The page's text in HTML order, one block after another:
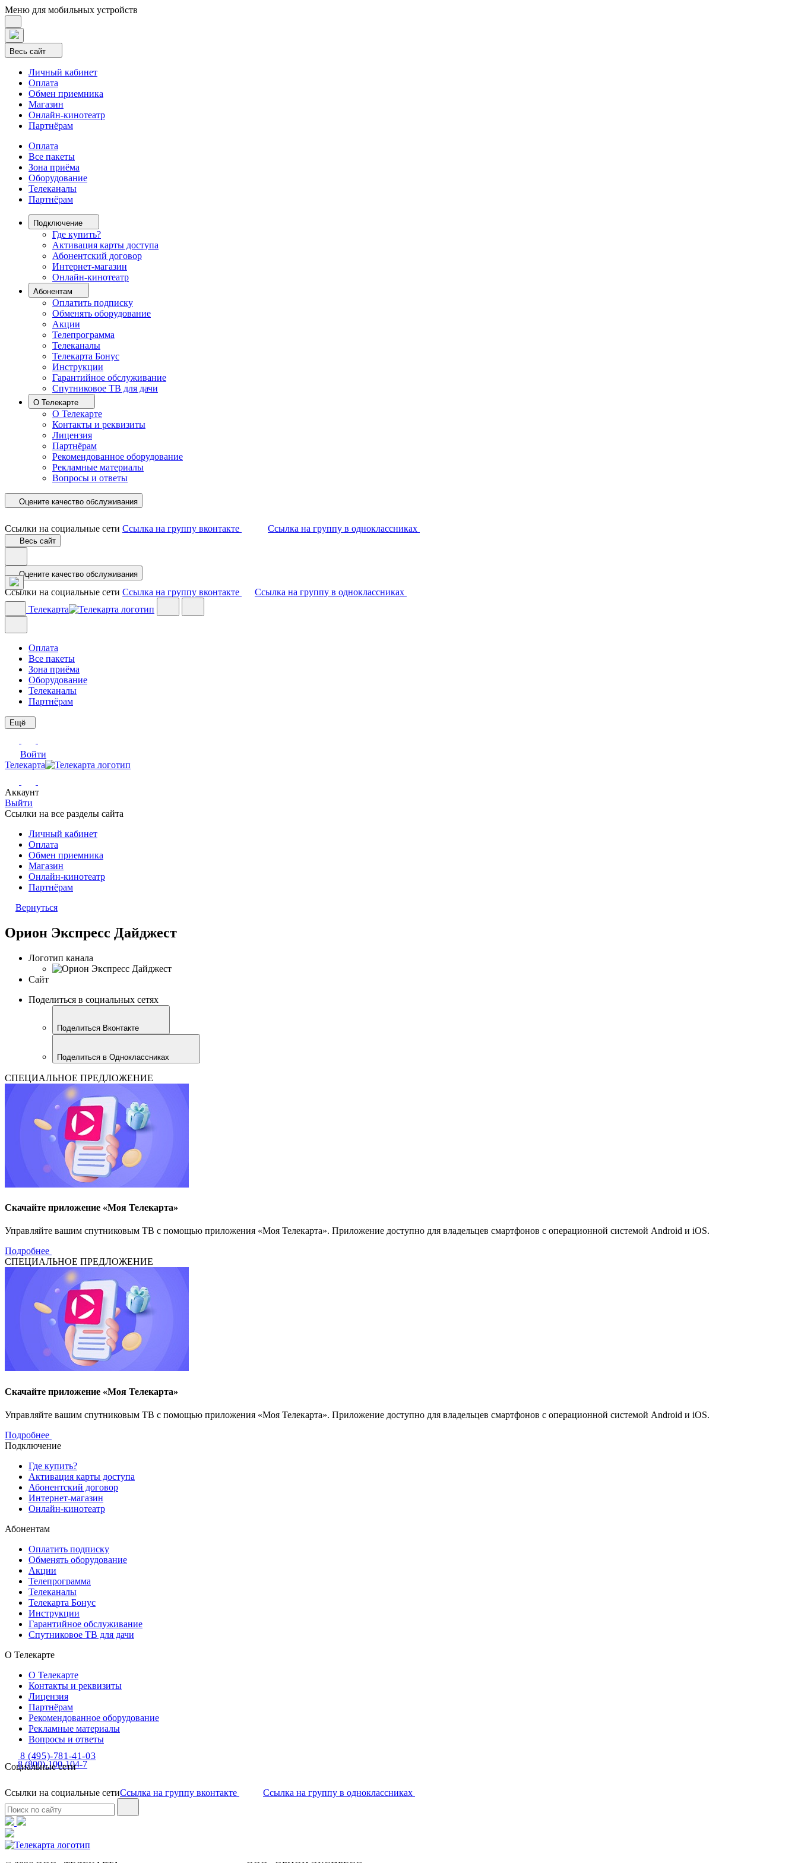
Меню для мобильных устройств
Весь сайт
Личный кабинет
Оплата
Обмен приемника
Магазин
Онлайн-кинотеатр
Партнёрам
Оплата
Все пакеты
Зона приёма
Оборудование
Телеканалы
Партнёрам
Подключение
Где купить?
Активация карты доступа
Абонентский договор
Интернет-магазин
Онлайн-кинотеатр
Абонентам
Оплатить подписку
Обменять оборудование
Акции
Телепрограмма
Телеканалы
Телекарта Бонус
Инструкции
Гарантийное обслуживание
Спутниковое ТВ для дачи
О Телекарте
О Телекарте
Контакты и реквизиты
Лицензия
Партнёрам
Рекомендованное оборудование
Рекламные материалы
Вопросы и ответы
Оцените качество обслуживания
Ссылки на социальные сети Ссылка на группу вконтакте Ссылка на группу в одноклассниках
Весь сайт
Оцените качество обслуживания
Ссылки на социальные сети Ссылка на группу вконтакте
Ссылка на группу в одноклассниках
Телекарта
Оплата
Все пакеты
Зона приёма
Оборудование
Телеканалы
Партнёрам
Ещё
Войти
Телекарта
Аккаунт
Выйти
Ссылки на все разделы сайта
Личный кабинет
Оплата
Обмен приемника
Магазин
Онлайн-кинотеатр
Партнёрам
Вернуться
Орион Экспресс Дайджест
Логотип канала
Сайт
Поделиться в социальных сетях
Поделиться Вконтакте
Поделиться в Одноклассниках
СПЕЦИАЛЬНОЕ ПРЕДЛОЖЕНИЕ
Скачайте приложение «Моя Телекарта»
Управляйте вашим спутниковым ТВ с помощью приложения «Моя Телекарта». Приложение доступно для владельцев смартфонов с операционной системой Android и iOS.
Подробнее
СПЕЦИАЛЬНОЕ ПРЕДЛОЖЕНИЕ
Скачайте приложение «Моя Телекарта»
Управляйте вашим спутниковым ТВ с помощью приложения «Моя Телекарта». Приложение доступно для владельцев смартфонов с операционной системой Android и iOS.
Подробнее
Подключение
Где купить?
Активация карты доступа
Абонентский договор
Интернет-магазин
Онлайн-кинотеатр
Абонентам
Оплатить подписку
Обменять оборудование
Акции
Телепрограмма
Телеканалы
Телекарта Бонус
Инструкции
Гарантийное обслуживание
Спутниковое ТВ для дачи
О Телекарте
О Телекарте
Контакты и реквизиты
Лицензия
Партнёрам
Рекомендованное оборудование
Рекламные материалы
Вопросы и ответы
8 (800)-100-104-7
8 (495)-781-41-03
Социальные сети
Ссылки на социальные сетиСсылка на группу вконтакте Ссылка на группу в одноклассниках